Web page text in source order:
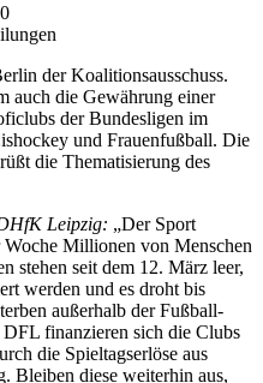
der Koalitionsausschuss.
auch die Gewährung einer
der Bundesligen im
und Frauenfußball. Die
die Thematisierung des
Leipzig: „Der Sport
Millionen von Menschen
stehen seit dem 12. März leer,
werden und es droht bis
außerhalb der Fußball-
finanzieren sich die Clubs
die Spieltagserlöse aus
Bleiben diese weiterhin aus,